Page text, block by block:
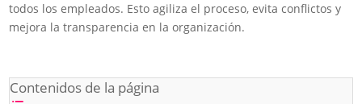
todos los empleados. Esto agiliza el proceso, evita conflictos y
mejora la transparencia en la organización.
Contenidos de la página